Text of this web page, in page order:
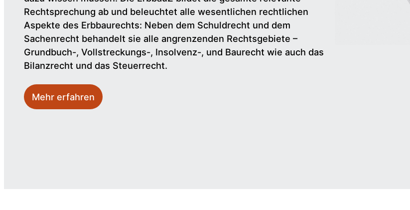
Rechtsprechung ab und beleuchtet alle wesentlichen rechtlichen
Aspekte des Erbbaurechts: Neben dem Schuldrecht und dem
Sachenrecht behandelt sie alle angrenzenden Rechtsgebiete –
Grundbuch-, Vollstreckungs-, Insolvenz-, und Baurecht wie auch das
Bilanzrecht und das Steuerrecht.
Mehr erfahren